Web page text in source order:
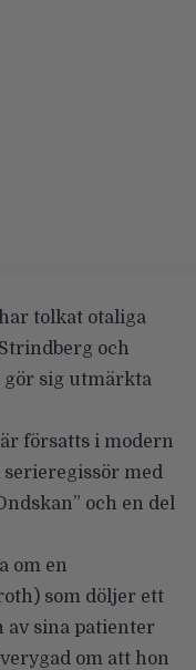
tolkat otaliga
och
gör sig utmärkta
försatts i modern
serieregissör med
och en del
om en
) som döljer ett
av sina patienter
om att hon